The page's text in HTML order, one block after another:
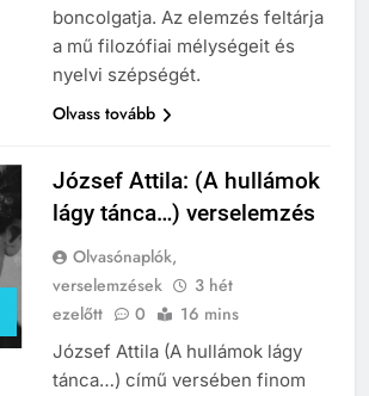
boncolgatja. Az elemzés feltárja
a mű filozófiai mélységeit és
nyelvi szépségét.
Olvass tovább
József Attila: (A hullámok
lágy tánca…) verselemzés
Olvasónaplók,
verselemzések
3 hét
ezelőtt
0 16 mins
József Attila (A hullámok lágy
tánca…) című versében finom